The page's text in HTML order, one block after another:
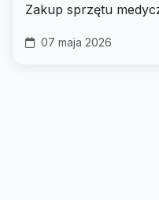
Zakup sprzętu
07 maja 2026